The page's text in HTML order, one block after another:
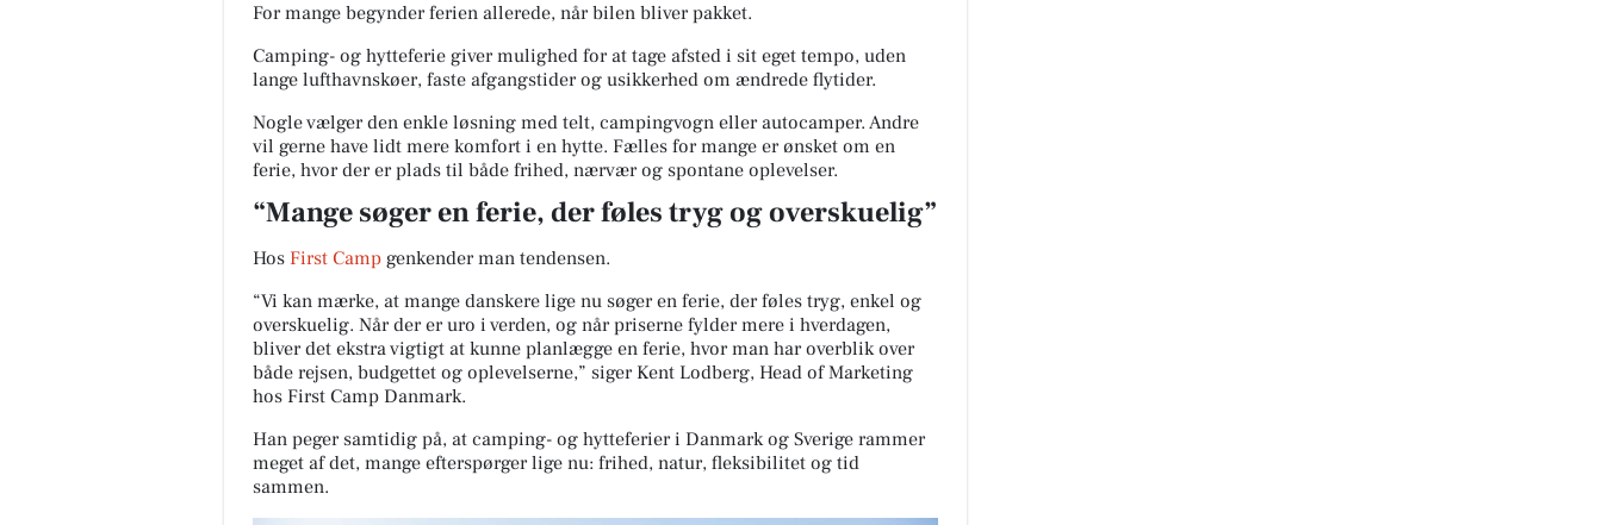
For mange begynder ferien allerede, når bilen bliver pakket.
Camping- og hytteferie giver mulighed for at tage afsted i sit eget tempo, uden
lange lufthavnskøer, faste afgangstider og usikkerhed om ændrede flytider.
Nogle vælger den enkle løsning med telt, campingvogn eller autocamper. Andre
vil gerne have lidt mere komfort i en hytte. Fælles for mange er ønsket om en
ferie, hvor der er plads til både frihed, nærvær og spontane oplevelser.
“Mange søger en ferie, der føles tryg og overskuelig”
Hos First Camp genkender man tendensen.
“Vi kan mærke, at mange danskere lige nu søger en ferie, der føles tryg, enkel og
overskuelig. Når der er uro i verden, og når priserne fylder mere i hverdagen,
bliver det ekstra vigtigt at kunne planlægge en ferie, hvor man har overblik over
både rejsen, budgettet og oplevelserne,” siger Kent Lodberg, Head of Marketing
hos First Camp Danmark.
Han peger samtidig på, at camping- og hytteferier i Danmark og Sverige rammer
meget af det, mange efterspørger lige nu: frihed, natur, fleksibilitet og tid
sammen.